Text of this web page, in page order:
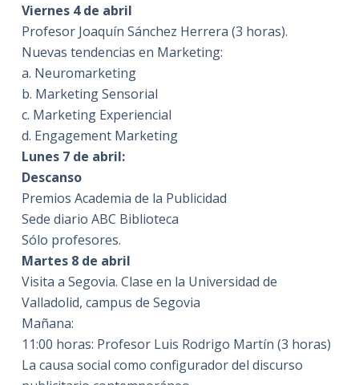
Viernes 4 de abril
Profesor Joaquín Sánchez Herrera (3 horas).
Nuevas tendencias en Marketing:
a. Neuromarketing
b. Marketing Sensorial
c. Marketing Experiencial
d. Engagement Marketing
Lunes 7 de abril:
Descanso
Premios Academia de la Publicidad
Sede diario ABC Biblioteca
Sólo profesores.
Martes 8 de abril
Visita a Segovia. Clase en la Universidad de
Valladolid, campus de Segovia
Mañana:
11:00 horas: Profesor Luis Rodrigo Martín (3 horas)
La causa social como configurador del discurso